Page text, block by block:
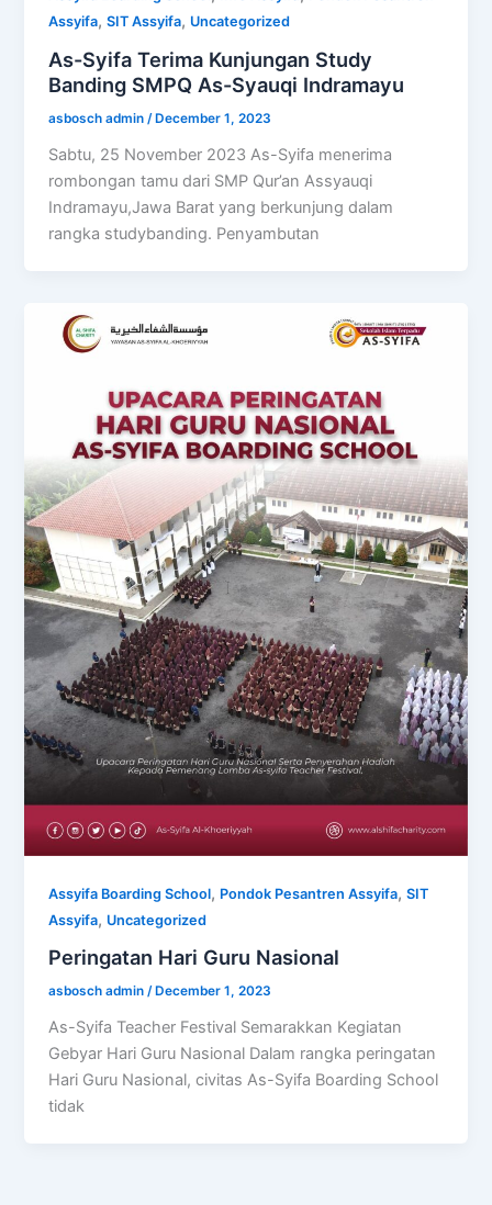
Assyifa,SIT Assyifa, Uncategorized
As-Syifa Terima Kunjungan Study
Banding SMPQ As-Syauqi Indramayu
asbosch admin/December 1, 2023
Sabtu, 25 November 2023 As-Syifa menerima
rombongan tamu dari SMP Qur’an Assyauqi
Indramayu,Jawa Barat yang berkunjung dalam
rangka studybanding. Penyambutan
Assyifa Boarding School, Pondok Pesantren Assyifa,SIT
Assyifa, Uncategorized
Peringatan Hari Guru Nasional
asbosch admin/ December 1, 2023
As-Syifa Teacher Festival Semarakkan Kegiatan
Gebyar Hari Guru Nasional Dalam rangka peringatan
Hari Guru Nasional, civitas As-Syifa Boarding School
tidak